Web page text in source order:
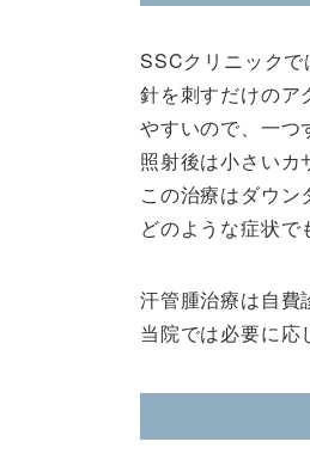
SSCクリニックで
針を刺すだけのア
やすいので、一つ
照射後は小さいカ
この治療はダウン
どのような症状で
汗管腫治療は自費
当院では必要に応